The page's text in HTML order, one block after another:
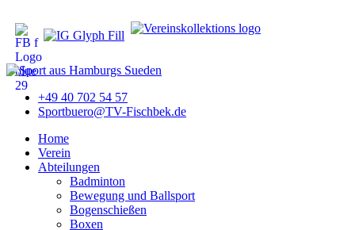
+49 40 702 54 57
Sportbuero@TV-Fischbek.de
Home
Verein
Abteilungen
Badminton
Bewegung und Ballsport
Bogenschießen
Boxen